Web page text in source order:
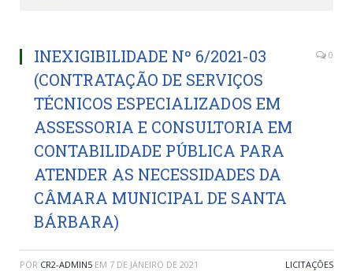
INEXIGIBILIDADE Nº 6/2021-03
(CONTRATAÇÃO DE SERVIÇOS
TÉCNICOS ESPECIALIZADOS EM
ASSESSORIA E CONSULTORIA EM
CONTABILIDADE PÚBLICA PARA
ATENDER AS NECESSIDADES DA
CÂMARA MUNICIPAL DE SANTA
BÁRBARA)
0
POR CR2-ADMIN5 EM 7 DE JANEIRO DE 2021 LICITAÇÕES